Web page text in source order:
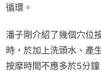
循環。
潘子剛介紹了幾個穴位
時，於加上洗頭水、產
按摩時間不應多於5分鐘